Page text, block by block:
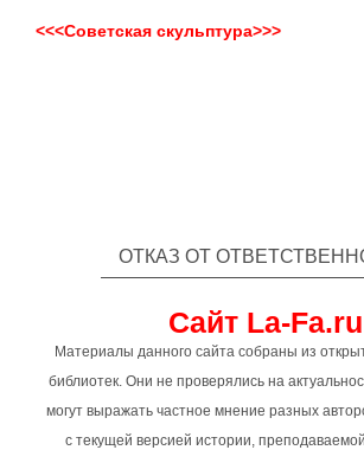
<<<Советская скульптура>>>
ОТКАЗ ОТ
Сайт La-Fa.ru
Материалы данного сайта собраны из
библиотек. Они не проверялись на
могут выражать частное мнение разных
с текущей версией истории,